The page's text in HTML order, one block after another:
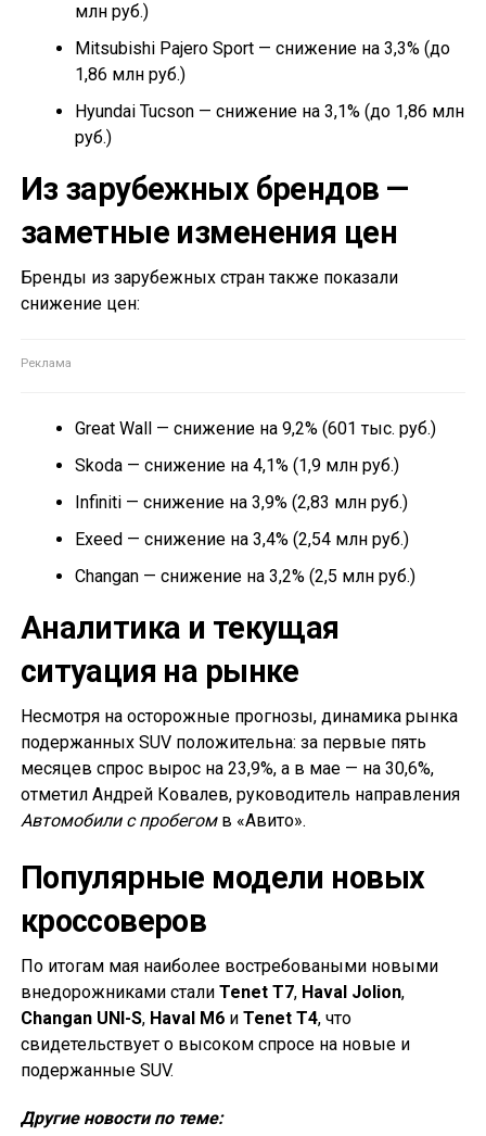
млн руб.)
Mitsubishi Pajero Sport — снижение на 3,3% (до
1,86 млн руб.)
Hyundai Tucson — снижение на 3,1% (до 1,86 млн
руб.)
Из зарубежных брендов —
заметные изменения цен
Бренды из зарубежных стран также показали
снижение цен:
Great Wall — снижение на 9,2% (601 тыс. руб.)
Skoda — снижение на 4,1% (1,9 млн руб.)
Infiniti — снижение на 3,9% (2,83 млн руб.)
Exeed — снижение на 3,4% (2,54 млн руб.)
Changan — снижение на 3,2% (2,5 млн руб.)
Аналитика и текущая
ситуация на рынке
Несмотря на осторожные прогнозы, динамика рынка
подержанных SUV положительна: за первые пять
месяцев спрос вырос на 23,9%, а в мае — на 30,6%,
отметил Андрей Ковалев, руководитель направления
Автомобили с пробегомв «Авито».
Популярные модели новых
кроссоверов
По итогам мая наиболее востребоваными новыми
внедорожниками стали Tenet T7, Haval Jolion,
Changan UNI-S, Haval M6и Tenet T4, что
свидетельствует о высоком спросе на новые и
подержанные SUV.
Другие новости по теме: